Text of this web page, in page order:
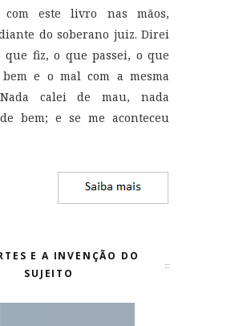
este livro nas mãos,
do soberano juiz. Direi
que fiz, o que passei, o que
e o mal com a mesma
calei de mau, nada
bem; e se me aconteceu
E A INVENÇÃO DO
SUJEITO